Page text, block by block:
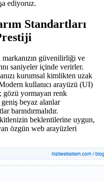
ediyoruz.
Standartları
güvenilirliği ve
saniyeler içinde verirler.
kurumsal kimlikten uzak
kullanıcı arayüzü (UI)
gözü yormayan renk
beyaz alanlar
barındırmalıdır.
kitlenizin beklentilerine uygun,
özgün web arayüzleri